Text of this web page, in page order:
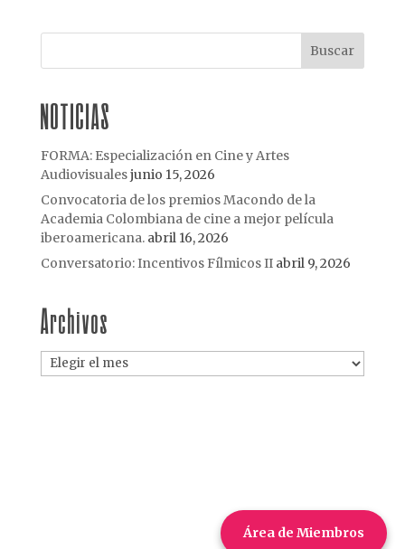
NOTICIAS
FORMA: Especialización en Cine y Artes
Audiovisualesjunio 15, 2026
Convocatoria de los premios Macondo de la
Academia Colombiana de cine a mejor película
iberoamericana. abril 16, 2026
Conversatorio: Incentivos Fílmicos II abril 9, 2026
Archivos
Archivos
Área de Miembros